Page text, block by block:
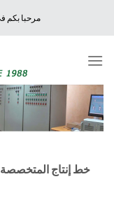
مرحبا بكم
خط إنتاج